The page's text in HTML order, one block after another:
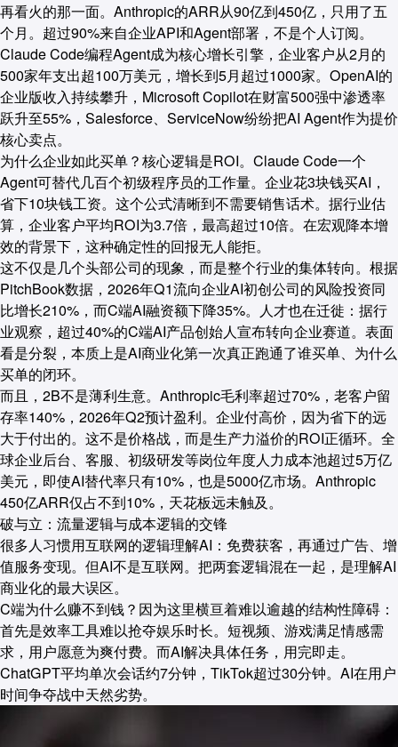
再看火的那一面。Anthropic的ARR从90亿到450亿，只用了五
个月。超过90%来自企业API和Agent部署，不是个人订阅。
Claude Code编程Agent成为核心增长引擎，企业客户从2月的
500家年支出超100万美元，增长到5月超过1000家。OpenAI的
企业版收入持续攀升，Microsoft Copilot在财富500强中渗透率
跃升至55%，Salesforce、ServiceNow纷纷把AI Agent作为提价
核心卖点。
为什么企业如此买单？核心逻辑是ROI。Claude Code一个
Agent可替代几百个初级程序员的工作量。企业花3块钱买AI，
省下10块钱工资。这个公式清晰到不需要销售话术。据行业估
算，企业客户平均ROI为3.7倍，最高超过10倍。在宏观降本增
效的背景下，这种确定性的回报无人能拒。
这不仅是几个头部公司的现象，而是整个行业的集体转向。根据
PitchBook数据，2026年Q1流向企业AI初创公司的风险投资同
比增长210%，而C端AI融资额下降35%。人才也在迁徙：据行
业观察，超过40%的C端AI产品创始人宣布转向企业赛道。表面
看是分裂，本质上是AI商业化第一次真正跑通了谁买单、为什么
买单的闭环。
而且，2B不是薄利生意。Anthropic毛利率超过70%，老客户留
存率140%，2026年Q2预计盈利。企业付高价，因为省下的远
大于付出的。这不是价格战，而是生产力溢价的ROI正循环。全
球企业后台、客服、初级研发等岗位年度人力成本池超过5万亿
美元，即使AI替代率只有10%，也是5000亿市场。Anthropic
450亿ARR仅占不到10%，天花板远未触及。
破与立：流量逻辑与成本逻辑的交锋
很多人习惯用互联网的逻辑理解AI：免费获客，再通过广告、增
值服务变现。但AI不是互联网。把两套逻辑混在一起，是理解AI
商业化的最大误区。
C端为什么赚不到钱？因为这里横亘着难以逾越的结构性障碍：
首先是效率工具难以抢夺娱乐时长。短视频、游戏满足情感需
求，用户愿意为爽付费。而AI解决具体任务，用完即走。
ChatGPT平均单次会话约7分钟，TikTok超过30分钟。AI在用户
时间争夺战中天然劣势。